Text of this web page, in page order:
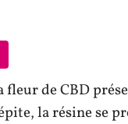
fleur de CBD
la résine se